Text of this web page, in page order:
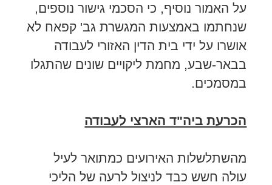
על האמור נוסיף, כי הסכמי גישור נוספים,
שנחתמו באמצעות המגשרת גב' קפאח לא
אושרו על ידי בית הדין האזורי לעבודה
בבאר-שבע, מחמת ליקויים שונים שהתגלו
במסמכים.
הכרעת ביה"ד הארצי לעבודה
מהשתלשלות האירועים כמתואר לעיל
עולה חשש כבד לניצול לרעה של הליכי